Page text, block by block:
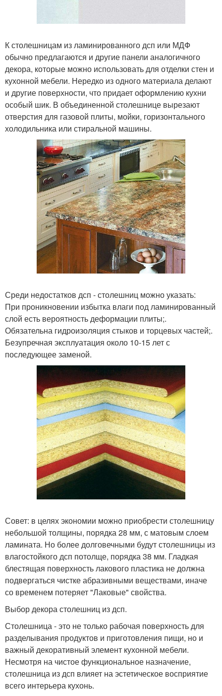
К столешницам из ламинированного дсп или МДФ
обычно предлагаются и другие панели аналогичного
декора, которые можно использовать для отделки стен и
кухонной мебели. Нередко из одного материала делают
и другие поверхности, что придает оформлению кухни
особый шик. В объединенной столешнице вырезают
отверстия для газовой плиты, мойки, горизонтального
холодильника или стиральной машины.
Среди недостатков дсп - столешниц можно указать:
При проникновении избытка влаги под ламинированный
слой есть вероятность деформации плиты;.
Обязательна гидроизоляция стыков и торцевых частей;.
Безупречная эксплуатация около 10-15 лет с
последующее заменой.
Совет: в целях экономии можно приобрести столешницу
небольшой толщины, порядка 28 мм, с матовым слоем
ламината. Но более долговечными будут столешницы из
влагостойкого дсп потолще, порядка 38 мм. Гладкая
блестящая поверхность лакового пластика не должна
подвергаться чистке абразивными веществами, иначе
со временем потеряет "Лаковые" свойства.
Выбор декора столешниц из дсп.
Столешница - это не только рабочая поверхность для
разделывания продуктов и приготовления пищи, но и
важный декоративный элемент кухонной мебели.
Несмотря на чистое функциональное назначение,
столешница из дсп влияет на эстетическое восприятие
всего интерьера кухонь.